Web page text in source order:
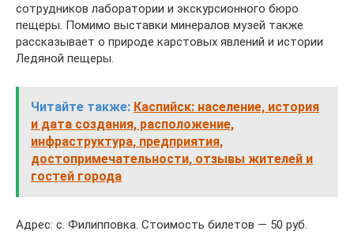
сотрудников лаборатории и экскурсионного бюро
пещеры. Помимо выставки минералов музей также
рассказывает о природе карстовых явлений и истории
Ледяной пещеры.
Читайте также: Каспийск: население, история
и дата создания, расположение,
инфраструктура, предприятия,
достопримечательности, отзывы жителей и
гостей города
Адрес: с. Филипповка. Стоимость билетов — 50 руб.